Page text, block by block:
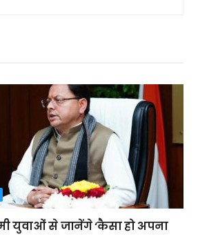
युवाओं से जानेंगे ‘कैसा हो अपना